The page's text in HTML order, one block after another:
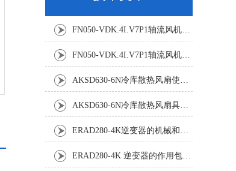
FN050-VDK.4I.V7P1轴流风机：精密温控背后的空气动力学杰作
FN050-VDK.4I.V7P1轴流风机：工业散热系统的静音革新者
AKSD630-6N冷库散热风扇使用效果怎样?
AKSD630-6N冷库散热风扇具体应用原理和优势如下
ERAD280-4K逆变器的机械和电气安装规程
ERAD280-4K 逆变器的作用包括哪些？